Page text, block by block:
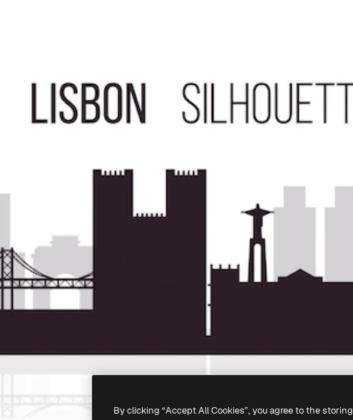
By clicking “Accept All Cookies”, you agree to the